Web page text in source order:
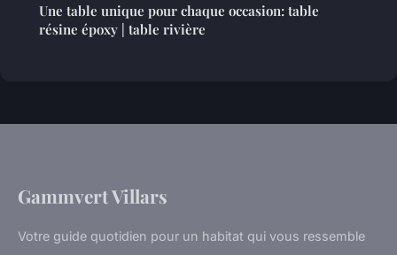
Une table unique pour chaque occasion: table
résine époxy | table rivière
Gammvert Villars
Votre guide quotidien pour un habitat qui vous ressemble